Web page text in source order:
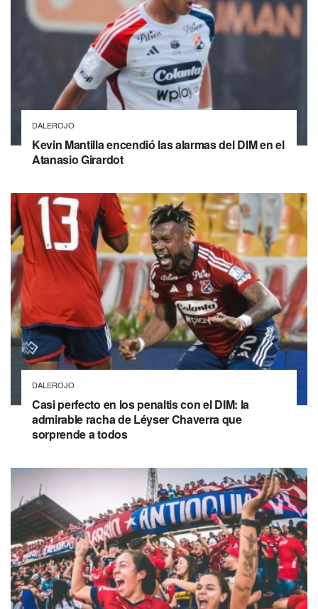
DALEROJO
Kevin Mantilla encendió las alarmas del DIM en el
Atanasio Girardot
DALEROJO
Casi perfecto en los penaltis con el DIM: la
admirable racha de Léyser Chaverra que
sorprende a todos